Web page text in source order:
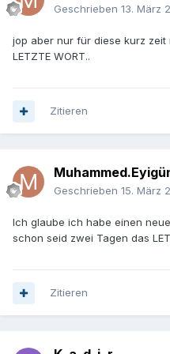
Geschrieben 13. März
jop aber nur für diese kurz
LETZTE WORT..
Zitieren
Geschrieben 15. März
Ich glaube ich habe einen
schon seid zwei Tagen das
Zitieren